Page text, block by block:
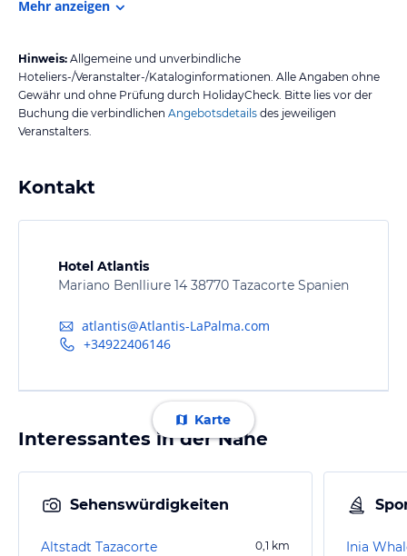
Mehr anzeigen
Hinweis: Allgemeine und unverbindliche
Hoteliers-/Veranstalter-/Kataloginformationen. Alle Angaben ohne
Gewähr und ohne Prüfung durch HolidayCheck. Bitte lies vor der
Buchung die verbindlichen Angebotsdetails des jeweiligen
Veranstalters.
Kontakt
Hotel Atlantis
Mariano Benlliure 14 38770 Tazacorte Spanien
atlantis@Atlantis-LaPalma.com
+34922406146
Karte
Interessantes in der Nähe
Sehenswürdigkeiten
Altstadt Tazacorte 0,1 km Inia